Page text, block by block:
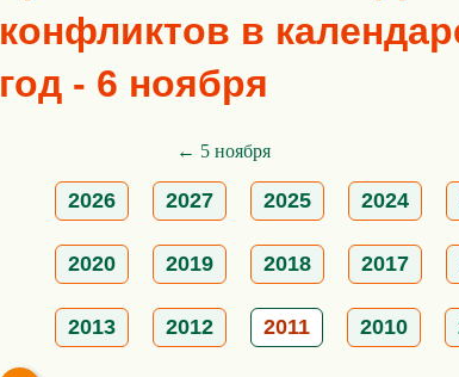
конфликтов в
год - 6 ноября
← 5 ноября
2026 2027 2025 2024
2020 2019 2018 2017
2013 2012 2011 2010